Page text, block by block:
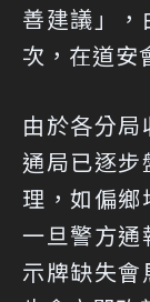
善建議」
次，在道安
由於各分
通局已逐步
理，如偏鄉
一旦警方通
示牌缺失會